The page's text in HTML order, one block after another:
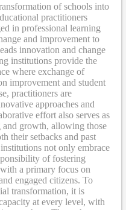
of schools into
practitioners
in professional learning
and improvement to
innovation and change
institutions provide the
where exchange of
improvement and student
practitioners are
approaches and
effort also serves as
growth, allowing those
their setbacks and past
not only embrace
of fostering
a primary focus on
engaged citizens. To
transformation, it is
at every level, with